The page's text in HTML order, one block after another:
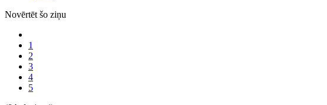
Novērtēt šo ziņu
1
2
3
4
5